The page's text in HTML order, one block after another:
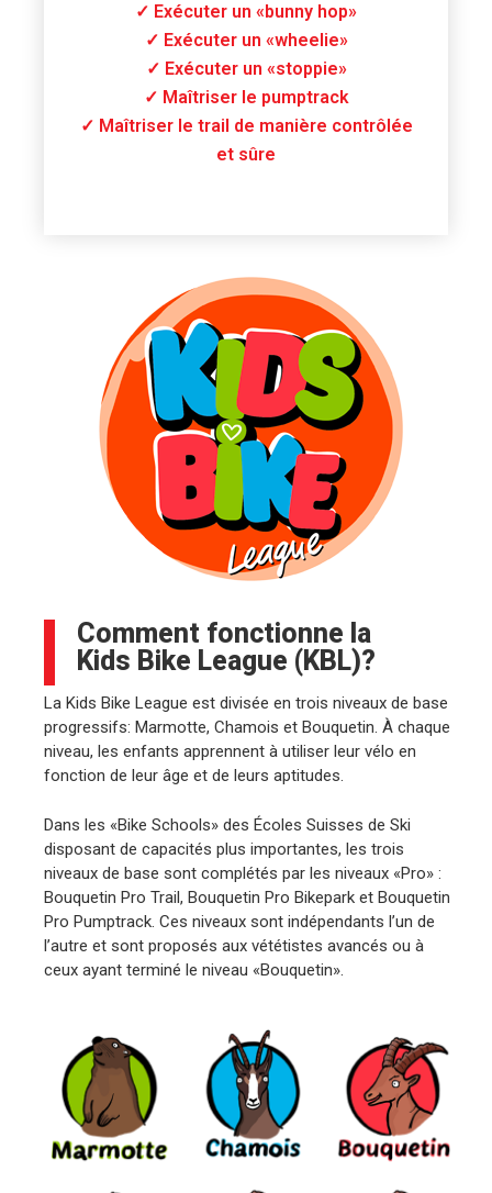
✓ Exécuter un «bunny hop»
✓ Exécuter un «wheelie»
✓ Exécuter un «stoppie»
✓ Maîtriser le pumptrack
✓ Maîtriser le trail de manière contrôlée
et sûre
Comment fonctionne la
Kids Bike League (KBL)?
La Kids Bike League est divisée en trois niveaux de base
progressifs: Marmotte, Chamois et Bouquetin. À chaque
niveau, les enfants apprennent à utiliser leur vélo en
fonction de leur âge et de leurs aptitudes.
Dans les «Bike Schools» des Écoles Suisses de Ski
disposant de capacités plus importantes, les trois
niveaux de base sont complétés par les niveaux «Pro» :
Bouquetin Pro Trail, Bouquetin Pro Bikepark et Bouquetin
Pro Pumptrack. Ces niveaux sont indépendants l’un de
l’autre et sont proposés aux vététistes avancés ou à
ceux ayant terminé le niveau «Bouquetin».